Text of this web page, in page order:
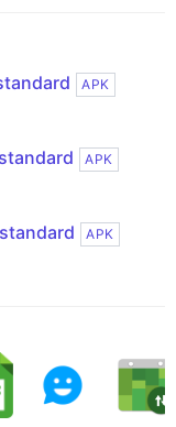
APK
APK
APK